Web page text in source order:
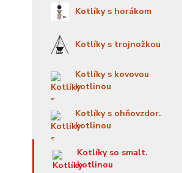
Kotlíky s horákom
Kotlíky s trojnožkou
Kotlíky s kovovou
kotlinou
Kotlíky s ohňovzdor.
kotlinou
Kotlíky so smalt.
kotlinou